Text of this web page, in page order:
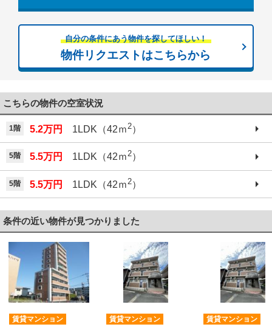
自分の条件にあう物件を探してほしい！
物件リクエストはこちらから
こちらの物件の空室状況
1階 5.2万円 1LDK（42ｍ2）
5階 5.5万円 1LDK（42ｍ2）
5階 5.5万円 1LDK（42ｍ 2）
条件の近い物件が見つかりました
賃貸マンション
賃貸マンション
賃貸マンション